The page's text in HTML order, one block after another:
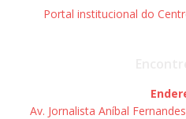
Portal institucional do
Av. Jornalista Aníbal